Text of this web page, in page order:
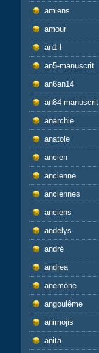
amiens
amour
an1-l
an5-manuscrit
an6an14
an84-manuscrit
anarchie
anatole
ancien
ancienne
anciennes
anciens
andelys
andré
andrea
anemone
angoulême
animojis
anita